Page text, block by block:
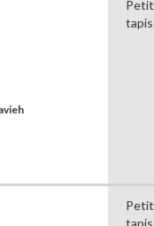
Petit
tapis
Petit
tapis